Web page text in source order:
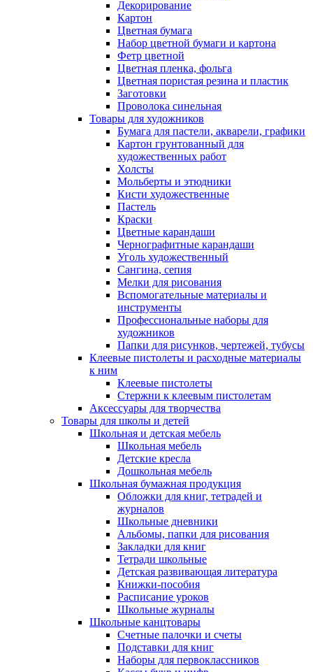
Декорирование
Картон
Цветная бумага
Набор цветной бумаги и картона
Фетр цветной
Цветная пленка, фольга
Цветная пористая резина и пластик
Заготовки
Проволока синельная
Товары для художников
Бумага для пастели, акварели, графики
Картон грунтованный для
художественных работ
Холсты
Мольберты и этюдники
Кисти художественные
Пастель
Краски
Цветные карандаши
Чернографитные карандаши
Уголь художественный
Сангина, сепия
Мелки для рисования
Вспомогательные материалы и
инструменты
Профессиональные наборы для
художников
Папки для рисунков, чертежей, тубусы
Клеевые пистолеты и расходные материалы
к ним
Клеевые пистолеты
Стержни к клеевым пистолетам
Аксессуары для творчества
Товары для школы и детей
Школьная и детская мебель
Школьная мебель
Детские кресла
Дошкольная мебель
Школьная бумажная продукция
Обложки для книг, тетрадей и
журналов
Школьные дневники
Альбомы, папки для рисования
Закладки для книг
Тетради школьные
Детская развивающая литература
Книжки-пособия
Расписание уроков
Школьные журналы
Школьные канцтовары
Счетные палочки и счеты
Подставки для книг
Наборы для первоклассников